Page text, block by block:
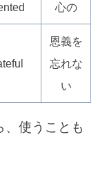
心の
恩義を
忘れな
い
使うことも